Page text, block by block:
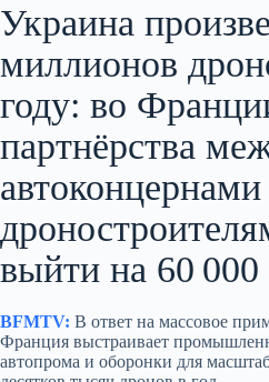
Украина
миллионов
году: во
партнёрства
выйти на 60 000
BFMTV: В ответ на массовое
Франция выстраивает
автопрома и оборонки для